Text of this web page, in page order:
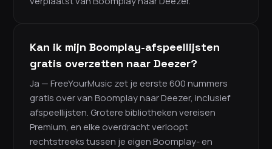
Kan ik mijn Boomplay-afspeellijsten
gratis overzetten naar Deezer?
Ja — FreeYourMusic zet je eerste 600 nummers
gratis over van Boomplay naar Deezer, inclusief
afspeellijsten. Grotere bibliotheken vereisen
Premium, en elke overdracht verloopt
rechtstreeks tussen je eigen Boomplay- en